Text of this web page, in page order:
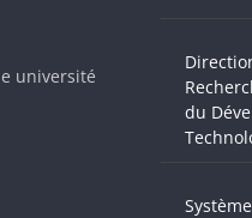
université
du